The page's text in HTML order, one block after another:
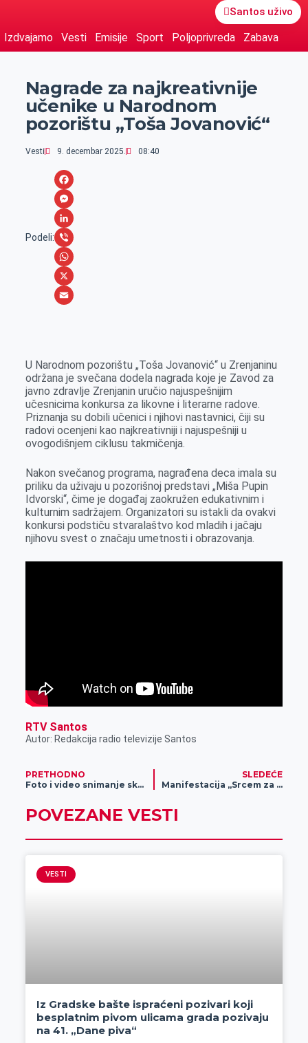
Santos uživo
Izdvajamo Vesti Emisije Sport Poljoprivreda Zabava
Nagrade za najkreativnije
učenike u Narodnom
pozorištu „Toša Jovanović“
Vesti 9. decembar 2025. 08:40
Podeli:
F
a
c
e
b
o
M
e
s
s
e
r
L
i
n
k
n
V
i
b
W
h
A
p
p
X
i
l
U Narodnom pozorištu „Toša Jovanović“ u Zrenjaninu
održana je svečana dodela nagrada koje je Zavod za
javno zdravlje Zrenjanin uručio najuspešnijim
učesnicima konkursa za likovne i literarne radove.
Priznanja su dobili učenici i njihovi nastavnici, čiji su
radovi ocenjeni kao najkreativniji i najuspešniji u
ovogodišnjem ciklusu takmičenja.
Nakon svečanog programa, nagrađena deca imala su
priliku da uživaju u pozorišnoj predstavi „Miša Pupin
Idvorski“, čime je događaj zaokružen edukativnim i
kulturnim sadržajem. Organizatori su istakli da ovakvi
konkursi podstiču stvaralaštvo kod mladih i jačaju
njihovu svest o značaju umetnosti i obrazovanja.
RTV Santos
Autor: Redakcija radio televizije Santos
PRETHODNO
Foto i video snimanje skupova građana
SLEDEĆE
Manifestacija „Srcem za Rusiju i Belorusiju“ održana u Zrenjaninu
POVEZANE VESTI
VESTI
Iz Gradske bašte ispraćeni pozivari koji
besplatnim pivom ulicama grada pozivaju
na 41. „Dane piva“